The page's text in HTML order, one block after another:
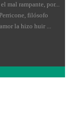
mal rampante, por...
filósofo
la hizo huir ...